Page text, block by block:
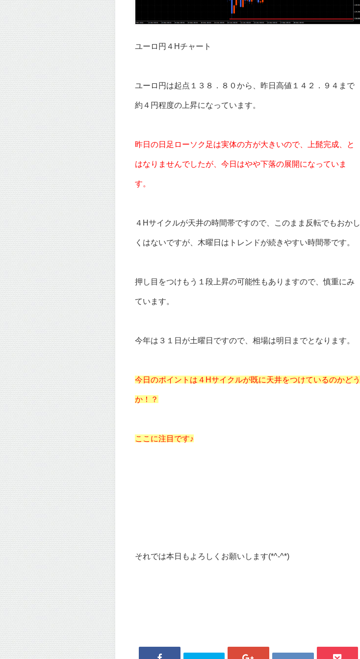
ユーロ円４Hチャート
ユーロ円は起点１３８．８０から、昨日高値１４２．９４まで
約４円程度の上昇になっています。
昨日の日足ローソク足は実体の方が大きいので、上髭完成、と
はなりませんでしたが、今日はやや下落の展開になっていま
す。
４Hサイクルが天井の時間帯ですので、このまま反転でもおかし
くはないですが、木曜日はトレンドが続きやすい時間帯です。
押し目をつけもう１段上昇の可能性もありますので、慎重にみ
ています。
今年は３１日が土曜日ですので、相場は明日までとなります。
今日のポイントは４Hサイクルが既に天井をつけているのかどう
か！？
ここに注目です♪
それでは本日もよろしくお願いします(*^-^*)